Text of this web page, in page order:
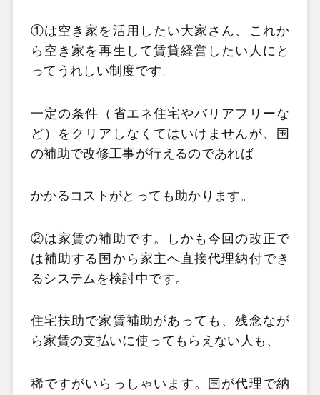
①は空き家を活用したい大家さん、これか
ら空き家を再生して賃貸経営したい人にと
ってうれしい制度です。
一定の条件（省エネ住宅やバリアフリーな
ど）をクリアしなくてはいけませんが、国
の補助で改修工事が行えるのであれば
かかるコストがとっても助かります。
②は家賃の補助です。しかも今回の改正で
は補助する国から家主へ直接代理納付でき
るシステムを検討中です。
住宅扶助で家賃補助があっても、残念なが
ら家賃の支払いに使ってもらえない人も、
稀ですがいらっしゃいます。国が代理で納